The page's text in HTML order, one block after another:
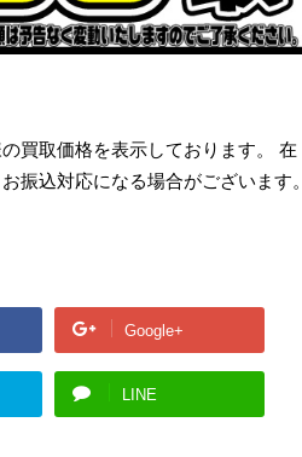
買取価格を表示しております。 在
振込対応になる場合がございます。
Google+
LINE